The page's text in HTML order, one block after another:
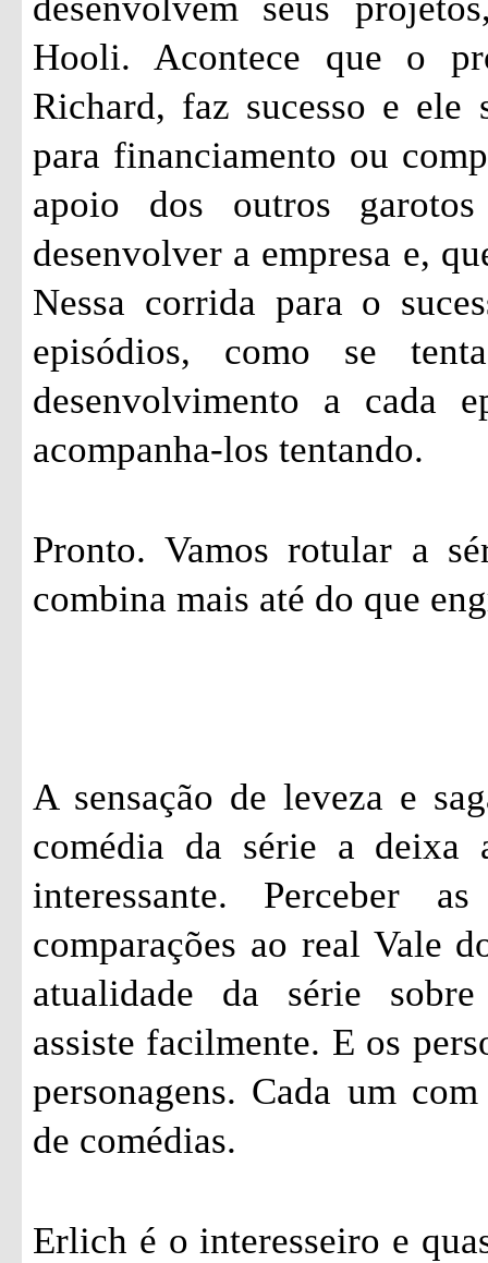
Hooli. Acontece que o
Richard, faz sucesso e ele
para financiamento ou
apoio dos outros
desenvolver a empresa e,
Nessa corrida para o
episódios, como se
desenvolvimento a cada
acompanha-los tentando.
Pronto. Vamos rotular a
combina mais até do que
A sensação de leveza e
comédia da série a deixa
interessante. Perceber
comparações ao real Vale
atualidade da série
assiste facilmente. E os
personagens. Cada um
de comédias.
Erlich é o interesseiro e